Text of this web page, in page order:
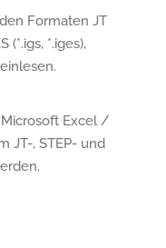
Formaten JT
(*.igs, *.iges),
Excel /
JT-, STEP- und